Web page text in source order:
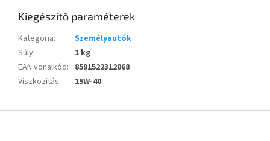
Kiegészítő paraméterek
Kategória:
Személyautók
Súly:
1 kg
EAN vonalkód: 8591522312068
Viszkozitás: 15W-40